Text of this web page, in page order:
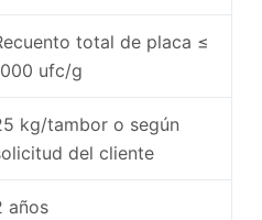
total de placa ≤
ufc/g
kg/tambor o según
del cliente
años